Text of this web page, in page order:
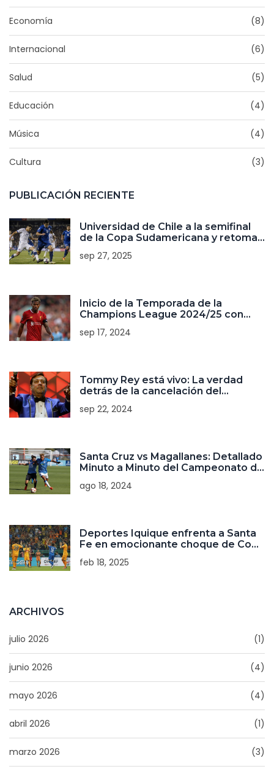
Economía (8)
Internacional (6)
Salud (5)
Educación (4)
Música (4)
Cultura (3)
PUBLICACIÓN RECIENTE
Universidad de Chile a la semifinal
de la Copa Sudamericana y retoma
sep 27, 2025
Inicio de la Temporada de la
Champions League 2024/25 con
sep 17, 2024
Tommy Rey está vivo: La verdad
detrás de la cancelación del
Rey
sep 22, 2024
Santa Cruz vs Magallanes: Detallado
Minuto a Minuto del Campeonato de
ago 18, 2024
Deportes Iquique enfrenta a Santa
Fe en emocionante choque de Copa
feb 18, 2025
ARCHIVOS
julio 2026 (1)
junio 2026 (4)
mayo 2026 (4)
abril 2026 (1)
marzo 2026 (3)